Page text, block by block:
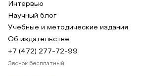
Интервью
Научный блог
Учебные и методические издания
Об издательстве
+7 (472) 277-72-99
Звонок бесплатный